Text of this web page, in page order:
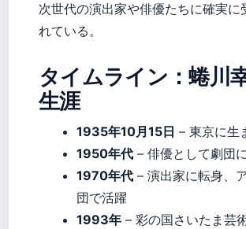
次世代の演出家や俳優たちに確実に
れている。
タイムライン：蜷川
生涯
1935年10月15日 – 東京に生
1950年代 – 俳優として劇団
1970年代 – 演出家に転身、
団で活躍
1993年 – 彩の国さいたま芸